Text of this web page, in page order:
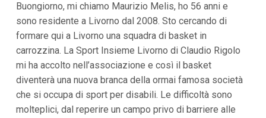
t
p
r
n
c
p
a
i
Buongiorno, mi chiamo Maurizio Melis, ho 56 anni e
sono residente a Livorno dal 2008. Sto cercando di
formare qui a Livorno una squadra di basket in
carrozzina. La Sport Insieme Livorno di Claudio Rigolo
mi ha accolto nell’associazione e così il basket
diventerà una nuova branca della ormai famosa società
che si occupa di sport per disabili. Le difficoltà sono
molteplici, dal reperire un campo privo di barriere alle